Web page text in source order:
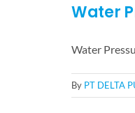
Water
Water
By PT DELTA